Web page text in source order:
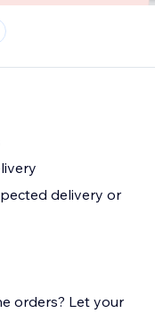
delivery or
orders? Let your